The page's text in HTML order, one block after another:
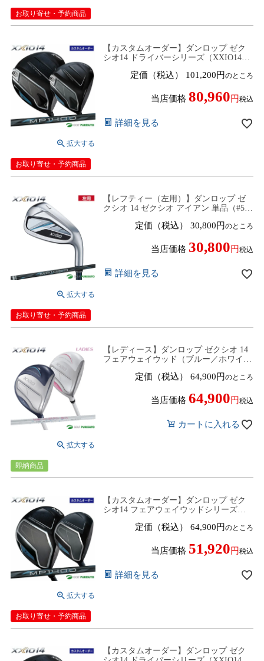
お取り寄せ・予約商品
【カスタムオーダー】ダンロップ ゼク
シオ14 ドライバーシリーズ（XXIO14／
ャフト 2025年モデル［DUNLOP］
定価（税込） 101,200 のところ
当店価格 80,960 税込
詳細を見る
お取り寄せ・予約商品
【レフティー（左用）】ダンロップ ゼ
クシオ 14 ゼクシオ アイアン 単品（#5、
ャフト 2025年モデル[DUNLOP XXIO14]
定価（税込） 30,800 のところ
当店価格 30,800 税込
詳細を見る
お取り寄せ・予約商品
【レディース】ダンロップ ゼクシオ 14
フェアウェイウッド（ブルー／ホワイ
ト 2025年モデル[DUNLOP XXIO14][女性
定価（税込） 64,900 のところ
当店価格 64,900 税込
カートに入れる
即納商品
【カスタムオーダー】ダンロップ ゼク
シオ14 フェアウェイウッドシリーズ
MP1400 カーボンシャフト 2025年モデル
定価（税込） 64,900 のところ
当店価格 51,920 税込
詳細を見る
お取り寄せ・予約商品
【カスタムオーダー】ダンロップ ゼク